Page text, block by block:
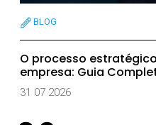
BLOG
O processo
empresa: Guia
31 07 2026